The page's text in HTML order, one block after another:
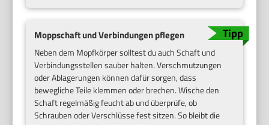
Moppschaft und Verbindungen pflegen
Neben dem Mopfkörper solltest du auch Schaft und
Verbindungsstellen sauber halten. Verschmutzungen
oder Ablagerungen können dafür sorgen, dass
bewegliche Teile klemmen oder brechen. Wische den
Schaft regelmäßig feucht ab und überprüfe, ob
Schrauben oder Verschlüsse fest sitzen. So bleibt die